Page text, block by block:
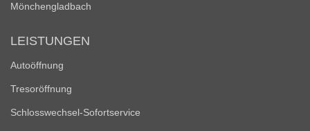
Mönchengladbach
LEISTUNGEN
Autoöffnung
Tresoröffnung
Schlosswechsel-Sofortservice